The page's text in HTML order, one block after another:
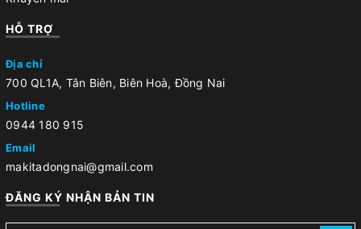
HỖ TRỢ
Địa chỉ
700 QL1A, Tân Biên, Biên Hoà, Đồng Nai
Hotline
0944 180 915
Email
makitadongnai@gmail.com
ĐĂNG KÝ NHẬN BẢN TIN